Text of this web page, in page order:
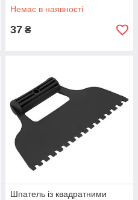
Немає в наявності
37 ₴
Шпатель із квадратними